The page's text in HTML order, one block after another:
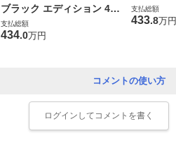
ブラック エディション 4W
D
支払総額
434.0万円
支払総額
433.8万円
コメントの使い方
ログイン してコメントを書く